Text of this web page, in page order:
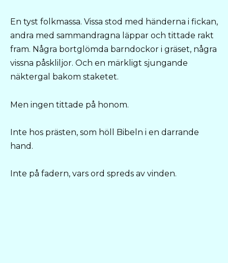
En tyst folkmassa. Vissa stod med händerna i fickan,
andra med sammandragna läppar och tittade rakt
fram. Några bortglömda barndockor i gräset, några
vissna påskliljor. Och en märkligt sjungande
näktergal bakom staketet.
Men ingen tittade på honom.
Inte hos prästen, som höll Bibeln i en darrande
hand.
Inte på fadern, vars ord spreds av vinden.